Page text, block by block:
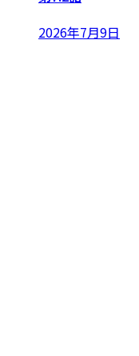
2026年7月9日